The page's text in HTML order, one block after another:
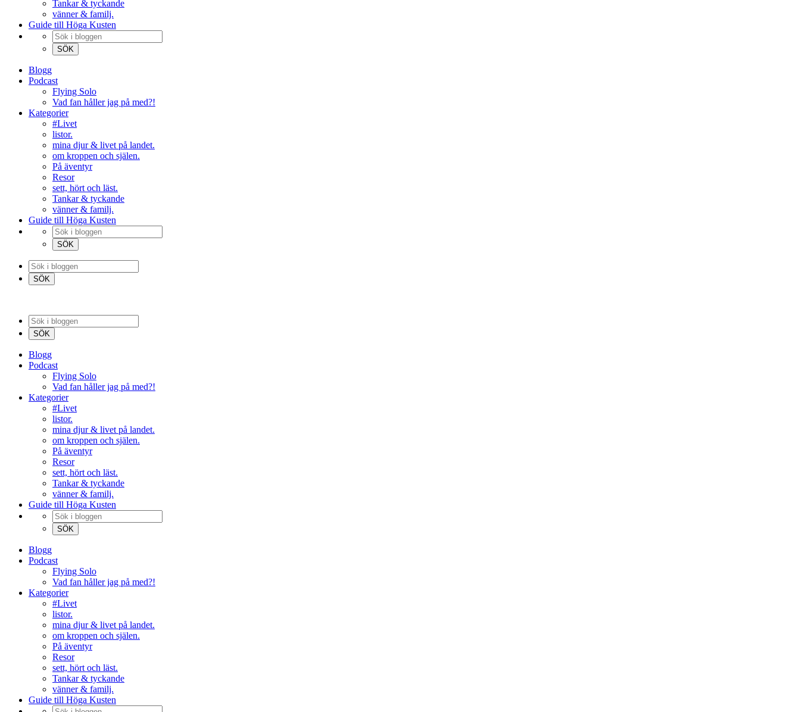
Tankar & tyckande
vänner & familj.
Guide till Höga Kusten
Blogg
Podcast
Flying Solo
Vad fan håller jag på med?!
Kategorier
#Livet
listor.
mina djur & livet på landet.
om kroppen och själen.
På äventyr
Resor
sett, hört och läst.
Tankar & tyckande
vänner & familj.
Guide till Höga Kusten
Blogg
Podcast
Flying Solo
Vad fan håller jag på med?!
Kategorier
#Livet
listor.
mina djur & livet på landet.
om kroppen och själen.
På äventyr
Resor
sett, hört och läst.
Tankar & tyckande
vänner & familj.
Guide till Höga Kusten
Blogg
Podcast
Flying Solo
Vad fan håller jag på med?!
Kategorier
#Livet
listor.
mina djur & livet på landet.
om kroppen och själen.
På äventyr
Resor
sett, hört och läst.
Tankar & tyckande
vänner & familj.
Guide till Höga Kusten